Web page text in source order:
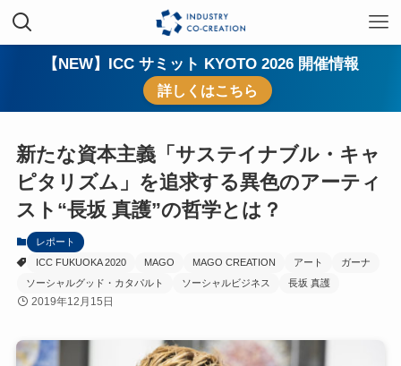
【NEW】ICC サミット KYOTO 2026 開催情報
詳しくはこちら
新たな資本主義「サステイナブル・キャ
ピタリズム」を追求する異色のアーティ
スト“長坂 真護”の哲学とは？
レポート
ICC FUKUOKA 2020
MAGO MAGO CREATION アート
ガーナ
ソーシャルグッド・カタパルト
ソーシャルビジネス 長坂 真護
2019年12月15日